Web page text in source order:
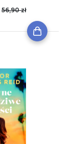
56,90 zł